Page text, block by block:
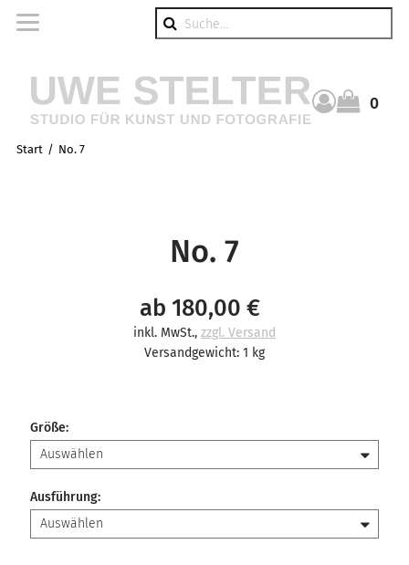
0
Start No. 7
No. 7
ab 180,00 €
inkl. MwSt., zzgl. Versand
Versandgewicht: 1 kg
Größe:
Ausführung: